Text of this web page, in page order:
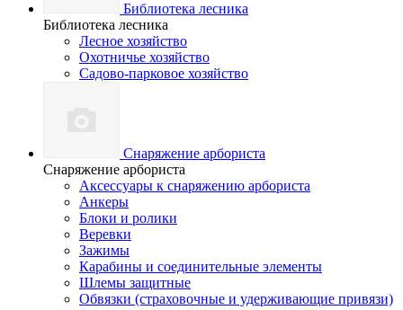
Библиотека лесника
Библиотека лесника
Лесное хозяйство
Охотничье хозяйство
Садово-парковое хозяйство
Снаряжение арбориста
Снаряжение арбориста
Аксессуары к снаряжению арбориста
Анкеры
Блоки и ролики
Веревки
Зажимы
Карабины и соединительные элементы
Шлемы защитные
Обвязки (страховочные и удерживающие привязи)